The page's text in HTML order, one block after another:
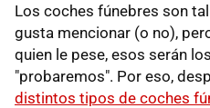
Los coches fúnebres son
gusta mencionar (o no),
quien le pese, esos serán
"probaremos". Por eso,
distintos tipos de coches